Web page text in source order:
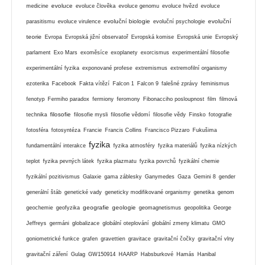
medicine evoluce evoluce člověka evoluce genomu evoluce hvězd evoluce
parasitismu evoluce virulence evoluční biologie evoluční psychologie evoluční
teorie Evropa Evropská jižní observatoř Evropská komise Evropská unie Evropský
parlament Exo Mars exoměsíce exoplanety exorcismus experimentální filosofie
experimentální fyzika exponované profese extremismus extremofilní organismy
ezoterika Facebook Fakta vítězí Falcon 1 Falcon 9 falešné zprávy feminismus
fenotyp Fermiho paradox fermiony feromony Fibonacciho posloupnost film filmová
technika filosofie filosofie mysli filosofie vědomí filosofie vědy Finsko fotografie
fotosféra fotosyntéza Francie Francis Collins Francisco Pizzaro Fukušima
fundamentální interakce fyzika fyzika atmosféry fyzika materiálů fyzika nízkých
teplot fyzika pevných látek fyzika plazmatu fyzika povrchů fyzikální chemie
fyzikální pozitivismus Galaxie gama záblesky Ganymedes Gaza Gemini 8 gender
generální štáb genetické vady geneticky modifikované organismy genetika genom
geochemie geofyzika geografie geologie geomagnetismus geopolitika George
Jeffreys germáni globalizace globální oteplování globální zmeny klimatu GMO
goniometrické funkce grafen gravettien gravitace gravitační čočky gravitační vlny
gravitační záření Gulag GW150914 HAARP Habsburkové Hamás Hanibal